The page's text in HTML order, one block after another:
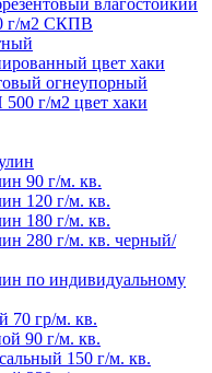
влагостойкий
г/м2 СКПВ
цвет хаки
огнеупорный
г/м2 цвет хаки
90 г/м. кв.
120 г/м. кв.
180 г/м. кв.
280 г/м. кв. черный/
по индивидуальному
70 гр/м. кв.
90 г/м. кв.
150 г/м. кв.